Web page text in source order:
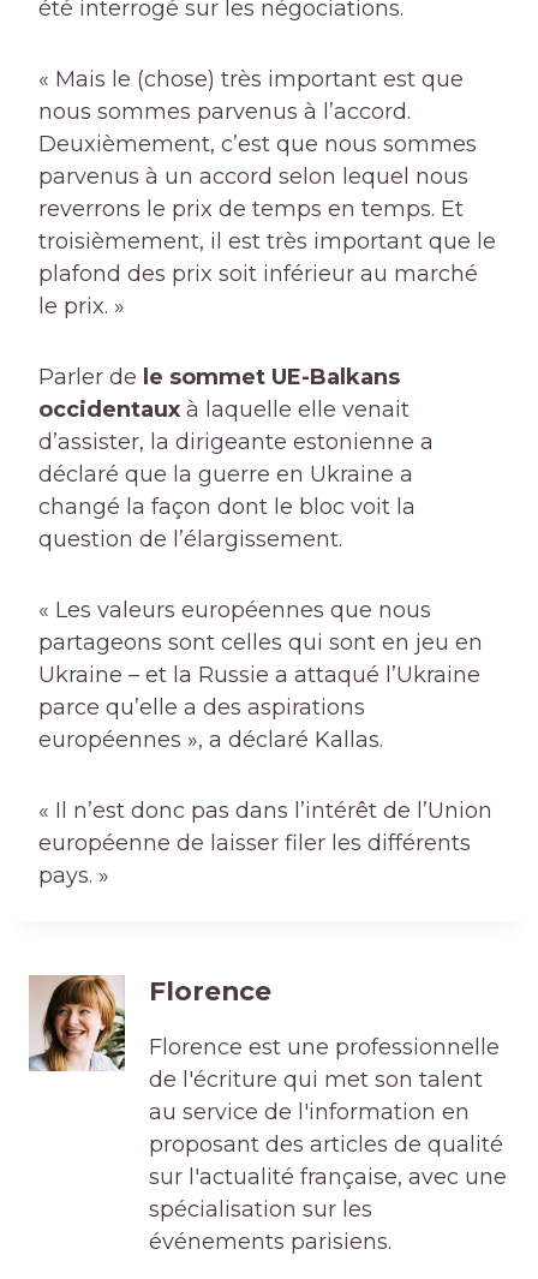
été interrogé sur les négociations.
« Mais le (chose) très important est que
nous sommes parvenus à l’accord.
Deuxièmement, c’est que nous sommes
parvenus à un accord selon lequel nous
reverrons le prix de temps en temps. Et
troisièmement, il est très important que le
plafond des prix soit inférieur au marché
le prix. »
Parler de le sommet UE-Balkans
occidentaux à laquelle elle venait
d’assister, la dirigeante estonienne a
déclaré que la guerre en Ukraine a
changé la façon dont le bloc voit la
question de l’élargissement.
« Les valeurs européennes que nous
partageons sont celles qui sont en jeu en
Ukraine – et la Russie a attaqué l’Ukraine
parce qu’elle a des aspirations
européennes », a déclaré Kallas.
« Il n’est donc pas dans l’intérêt de l’Union
européenne de laisser filer les différents
pays. »
Florence
Florence est une professionnelle
de l'écriture qui met son talent
au service de l'information en
proposant des articles de qualité
sur l'actualité française, avec une
spécialisation sur les
événements parisiens.